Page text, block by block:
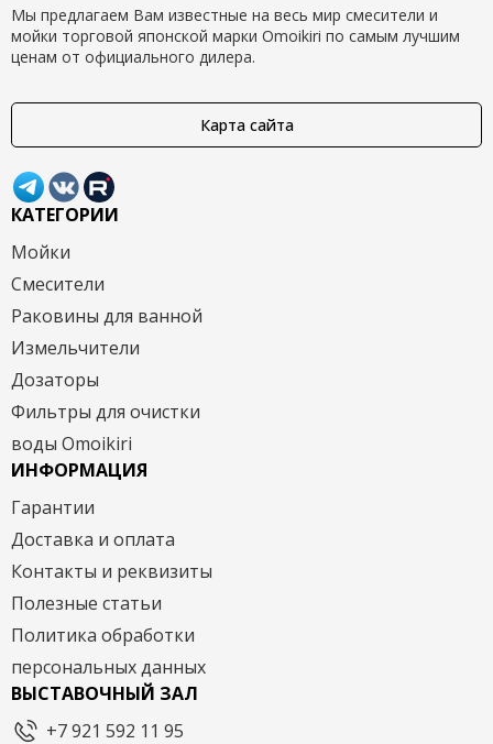
Мы предлагаем Вам известные на весь мир смесители и
мойки торговой японской марки Omoikiri по самым лучшим
ценам от официального дилера.
Карта сайта
КАТЕГОРИИ
Мойки
Смесители
Раковины для ванной
Измельчители
Дозаторы
Фильтры для очистки
воды Omoikiri
ИНФОРМАЦИЯ
Гарантии
Доставка и оплата
Контакты и реквизиты
Полезные статьи
Политика обработки
персональных данных
ВЫСТАВОЧНЫЙ ЗАЛ
+7 921 592 11 95